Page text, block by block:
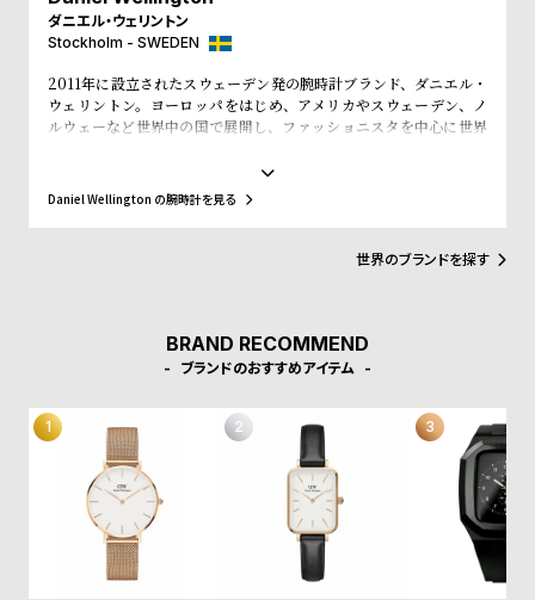
P
e
ダニエル・ウェリントン
Stockholm - SWEDEN
2011年に設立されたスウェーデン発の腕時計ブランド、ダニエル・
ウェリントン。ヨーロッパをはじめ、アメリカやスウェーデン、ノ
ルウェーなど世界中の国で展開し、ファッショニスタを中心に世界
ス、好みに応じて付け替えられる豊富なカラーのレザーやNATO タ
イプベルトというトレンドスタイルを築き、ファッションウォッチ
界に革命をもたらしました。スウェーデンにおけるシンプルでタイ
ムレスなデザインとイギリスの伝統的で紳士的なスタイルの融合
が、高級感を演出し、ミニマリズムが時代を超えて愛されるデザイ
Daniel Wellington の腕時計を見る
世界のブランドを探す
BRAND RECOMMEND
ブランドのおすすめアイテム